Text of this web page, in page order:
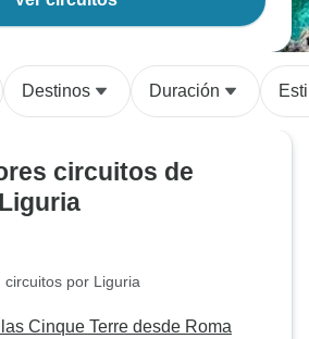
Destinos Duración
circuitos de
circuitos por Liguria
Cinque Terre desde Roma